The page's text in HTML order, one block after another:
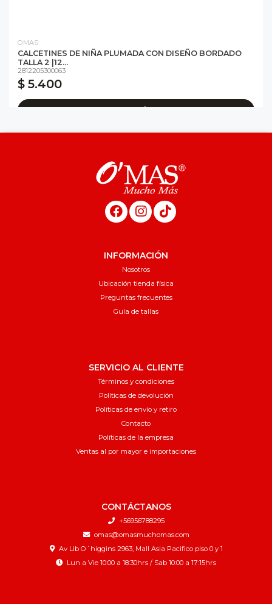
OMAS
CALCETINES DE NIÑA PLUMADA CON DISEÑO BORDADO
TALLA 2 |12...
2812205300063
$ 5.400
Agregar al carro
INFORMACIÓN
Nosotros
Ubicación tienda física
Preguntas frecuentes
Guía de tallas
SERVICIO AL CLIENTE
Términos y condiciones
Políticas de devolución
Políticas de envío y retiro
Contacto
Políticas de la empresa
Ventas al por mayor e importaciones
CONTÁCTANOS
+56956788295
omas@omasmuchomas.com
Av Lib O´higgins 2963, Mall Asia Pacifico piso 0 y 1
Lun a Vie 10:00 a 18:30hrs / Sab 10:00 a 17:15hrs